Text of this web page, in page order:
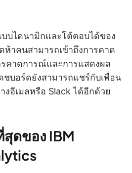
บไดนามิกและโต้ตอบได้ของ
ห้าคนสามารถเข้าถึงการคาด
คาดการณ์และการแสดงผล
บอร์ดยังสามารถแชร์กับเพื่อน
อีเมลหรือ Slack ได้อีกด้วย
ดของ IBM